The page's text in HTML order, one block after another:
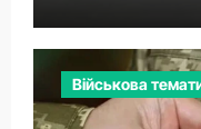
Військова